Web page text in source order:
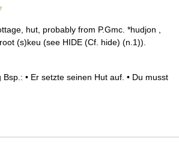
hut, probably from P.Gmc. *hudjon ,
(s)keu (see HIDE (Cf. hide) (n.1)).
• Er setzte seinen Hut auf. • Du musst